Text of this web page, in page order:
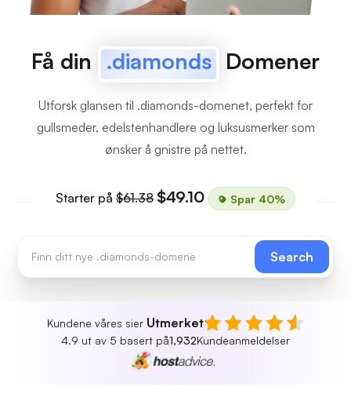
Få din .diamonds Domener
Utforsk glansen til .diamonds-domenet, perfekt for
gullsmeder, edelstenhandlere og luksusmerker som
ønsker å gnistre på nettet.
Starter på $61.38 $49.10 Spar 40%
Search
Kundene våres sier Utmerket
4.9 ut av 5 basert på1,932Kundeanmeldelser